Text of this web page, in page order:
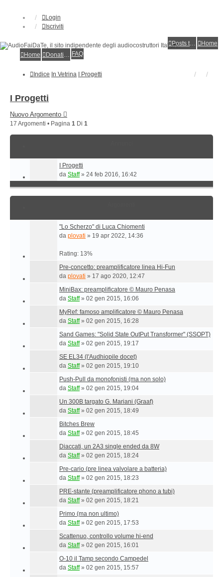
Login
Iscriviti
Posts toplist
Home
Home
Donations FAQ
Indice In Vetrina I Progetti
I Progetti
Nuovo Argomento
17 Argomenti • Pagina 1 Di 1
I Progetti
da Staff» 24 feb 2016, 16:42
"Lo Scherzo" di Luca Chiomenti
da plovati » 19 apr 2022, 14:36
Rating: 13%
Pre-concetto: preamplificatore linea Hi-Fun
da plovati » 17 ago 2020, 12:47
MiniBax: preamplificatore © Mauro Penasa
da Staff» 02 gen 2015, 16:06
MyRef: famoso amplificatore © Mauro Penasa
da Staff» 02 gen 2015, 16:28
Sand Games: "Solid State OutPut Transformer" (SSOPT)
da Staff» 02 gen 2015, 19:17
SE EL34 (l'Audhiopile docet)
da Staff» 02 gen 2015, 19:10
Push-Pull da monofonisti (ma non solo)
da Staff» 02 gen 2015, 19:04
Un 300B targato G. Mariani (Graaf)
da Staff» 02 gen 2015, 18:49
Bitches Brew
da Staff» 02 gen 2015, 18:45
Diaccati, un 2A3 single ended da 8W
da Staff» 02 gen 2015, 18:24
Pre-cario (pre linea valvolare a batteria)
da Staff» 02 gen 2015, 18:23
PRE-stante (preamplificatore phono a tubi)
da Staff» 02 gen 2015, 18:21
Primo (ma non ultimo)
da Staff» 02 gen 2015, 17:53
Scattenuo, controllo volume hi-end
da Staff» 02 gen 2015, 16:01
O-10 il Tamp secondo Campedel
da Staff» 02 gen 2015, 15:57